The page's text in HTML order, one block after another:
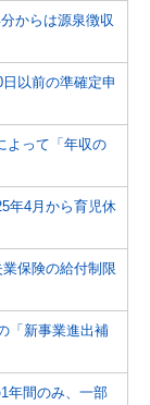
からは源泉徴収
以前の準確定申
よって「年収の
年4月から育児休
保険の給付制限
「新事業進出補
年間のみ、一部